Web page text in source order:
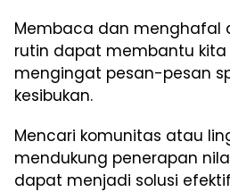
Membaca dan menghafal
rutin dapat membantu
mengingat pesan-pesan
kesibukan.
Mencari komunitas atau
mendukung penerapan
dapat menjadi solusi